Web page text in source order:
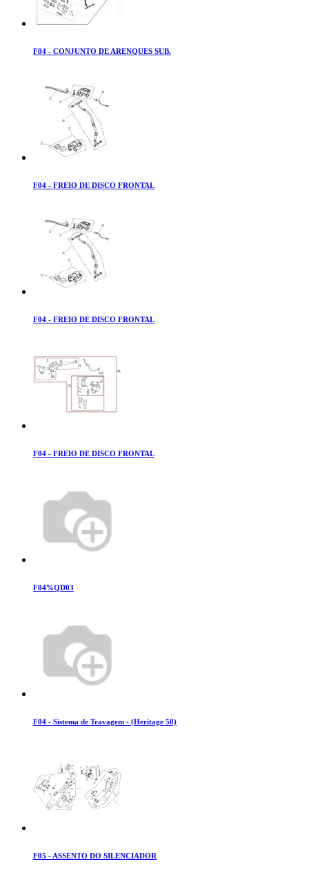
F04 - CONJUNTO DE ARENQUES SUB.
F04 - FREIO DE DISCO FRONTAL
F04 - FREIO DE DISCO FRONTAL
F04 - FREIO DE DISCO FRONTAL
F04%QD03
F04 - Sistema de Travagem - (Heritage 50)
F05 - ASSENTO DO SILENCIADOR